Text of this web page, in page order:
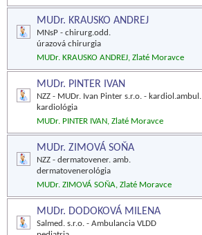
MUDr. KRAUSKO ANDREJ
MNsP - chirurg.odd.
úrazová chirurgia
MUDr. KRAUSKO ANDREJ, Zlaté Moravce
MUDr. PINTER IVAN
NZZ - MUDr. Ivan Pinter s.r.o. - kardiol.ambul.
kardiológia
MUDr. PINTER IVAN, Zlaté Moravce
MUDr. ZIMOVÁ SOŇA
NZZ - dermatovener. amb.
dermatovenerológia
MUDr. ZIMOVÁ SOŇA, Zlaté Moravce
MUDr. DODOKOVÁ MILENA
Salmed. s.r.o. - Ambulancia VLDD